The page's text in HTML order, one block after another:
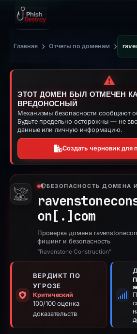
Главная › Отчеты по доменам ›
⚠️
ЭТОТ ДОМЕН БЫЛ ОТМЕЧЕН
ВРЕДОНОСНЫЙ
Механизмы безопасности сообщают
Будьте предельно осторожны — не
данные или личную информацию.
Создать черновик для
БЕЗОПАСНОСТЬ ДОМЕНА
on[.] com
Проверка домена
фишинг и безопасность
“Ravenstone Construction”
ВЕРДИКТ ПО
УГРОЗЕ
Критический
100/100 оценка
доказательств